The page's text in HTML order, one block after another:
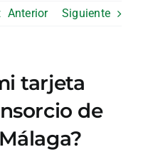
Anterior Siguiente
tarjeta
de